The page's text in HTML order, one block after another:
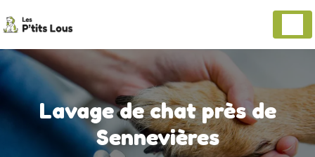
Lavage de chat près de
Sennevières